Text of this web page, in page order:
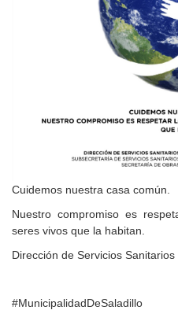
Cuidemos nuestra casa común.
Nuestro compromiso es
seres vivos que la habitan.
Dirección de Servicios
#MunicipalidadDeSaladillo